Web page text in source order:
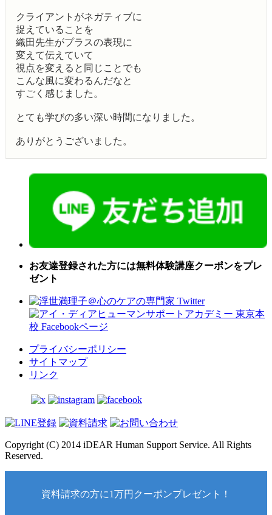
クライアントがネガティブに
捉えていることを
織田先生がプラスの表現に
変えて伝えていて
視点を変えると同じことでも
こんな風に変わるんだなと
すごく感じました。
とても学びの多い深い時間になりました。
ありがとうございました。
お友達登録された方には無料体験講座クーポンをプレ
ゼント
プライバシーポリシー
サイトマップ
リンク
Copyright (C) 2014 iDEAR Human Support Service. All Rights
Reserved.
資料請求の方に1万円クーポンプレゼント！